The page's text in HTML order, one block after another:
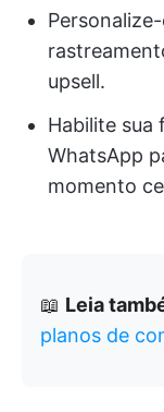
upsell.
Habilite sua
WhatsApp
momento
📖 Leia
planos de